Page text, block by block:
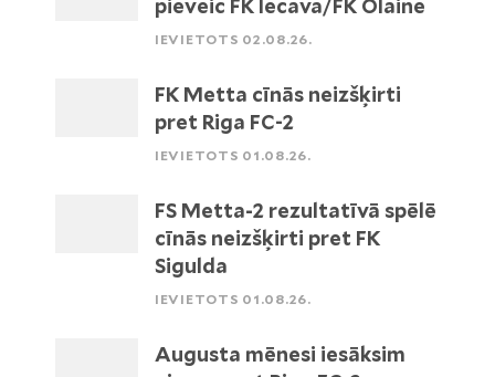
pieveic FK Iecava/FK Olaine
IEVIETOTS 02.08.26.
FK Metta cīnās neizšķirti
pret Riga FC-2
IEVIETOTS 01.08.26.
FS Metta-2 rezultatīvā spēlē
cīnās neizšķirti pret FK
Sigulda
IEVIETOTS 01.08.26.
Augusta mēnesi iesāksim